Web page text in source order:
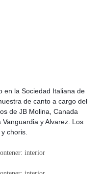
en la Sociedad Italiana de
de canto a cargo del
de JB Molina, Canada
y Alvarez. Los
choris.